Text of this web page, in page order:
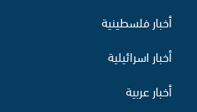
أخبار فلسطينية
أخبار اسرائيلية
أخبار عربية